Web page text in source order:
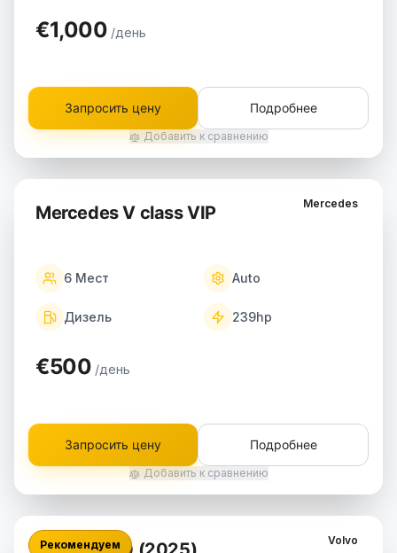
€1,000 /день
Запросить цену Подробнее
Добавить к сравнению
Mercedes
Mercedes V class VIP
6 Мест Auto
Дизель 239hp
€500 /день
Запросить цену Подробнее
Добавить к сравнению
Рекомендуем Volvo